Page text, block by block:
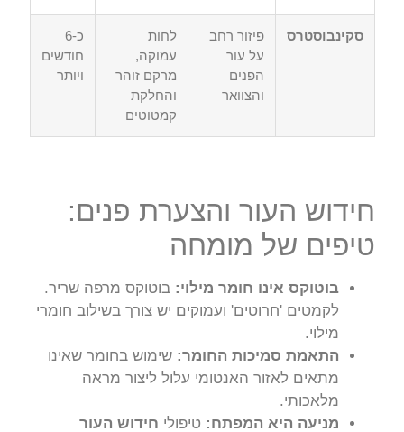
סקינבוסטרס
פיזור רחב
על עור
הפנים
והצוואר
לחות
עמוקה,
מרקם זוהר
והחלקת
קמטוטים
כ-6
חודשים
ויותר
חידוש העור והצערת פנים:
טיפים של מומחה
בוטוקס אינו חומר מילוי: בוטוקס מרפה שריר.
לקמטים 'חרוטים' ועמוקים יש צורך בשילוב חומרי
מילוי.
התאמת סמיכות החומר: שימוש בחומר שאינו
מתאים לאזור האנטומי עלול ליצור מראה
מלאכותי.
מניעה היא המפתח: טיפולי חידוש העור